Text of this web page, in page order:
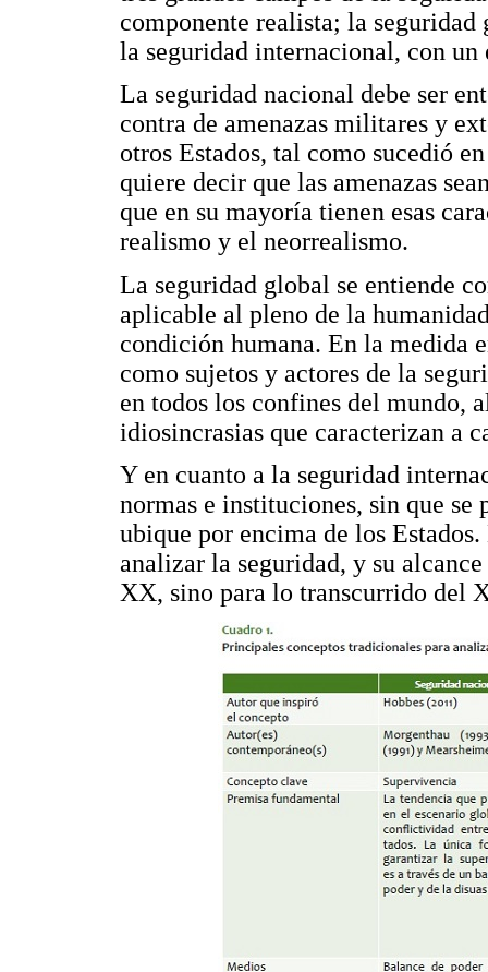
componente realista; la
la seguridad internacional, con
La seguridad nacional debe ser
contra de amenazas militares y
otros Estados, tal como sucedió
quiere decir que las amenazas
que en su mayoría tienen esas
realismo y el neorrealismo.
La seguridad global se entiende
aplicable al pleno de la
condición humana. En la medida
como sujetos y actores de la
en todos los confines del mundo,
idiosincrasias que caracterizan a
Y en cuanto a la seguridad
normas e instituciones, sin que se
ubique por encima de los
analizar la seguridad, y su
XX, sino para lo transcurrido del